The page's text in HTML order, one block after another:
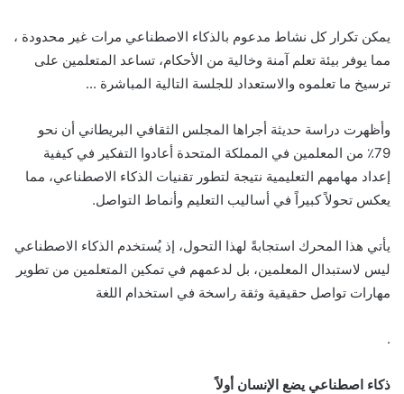
يمكن تكرار كل نشاط مدعوم بالذكاء الاصطناعي مرات غير محدودة ،
مما يوفر بيئة تعلم آمنة وخالية من الأحكام، تساعد المتعلمين على
ترسيخ ما تعلموه والاستعداد للجلسة التالية المباشرة ...
وأظهرت دراسة حديثة أجراها المجلس الثقافي البريطاني أن نحو
79٪ من المعلمين في المملكة المتحدة أعادوا التفكير في كيفية
إعداد مهامهم التعليمية نتيجة لتطور تقنيات الذكاء الاصطناعي، مما
يعكس تحولاً كبيراً في أساليب التعليم وأنماط التواصل.
يأتي هذا المحرك استجابةً لهذا التحول، إذ يُستخدم الذكاء الاصطناعي
ليس لاستبدال المعلمين، بل لدعمهم في تمكين المتعلمين من تطوير
مهارات تواصل حقيقية وثقة راسخة في استخدام اللغة
.
ذكاء اصطناعي يضع الإنسان أولاً